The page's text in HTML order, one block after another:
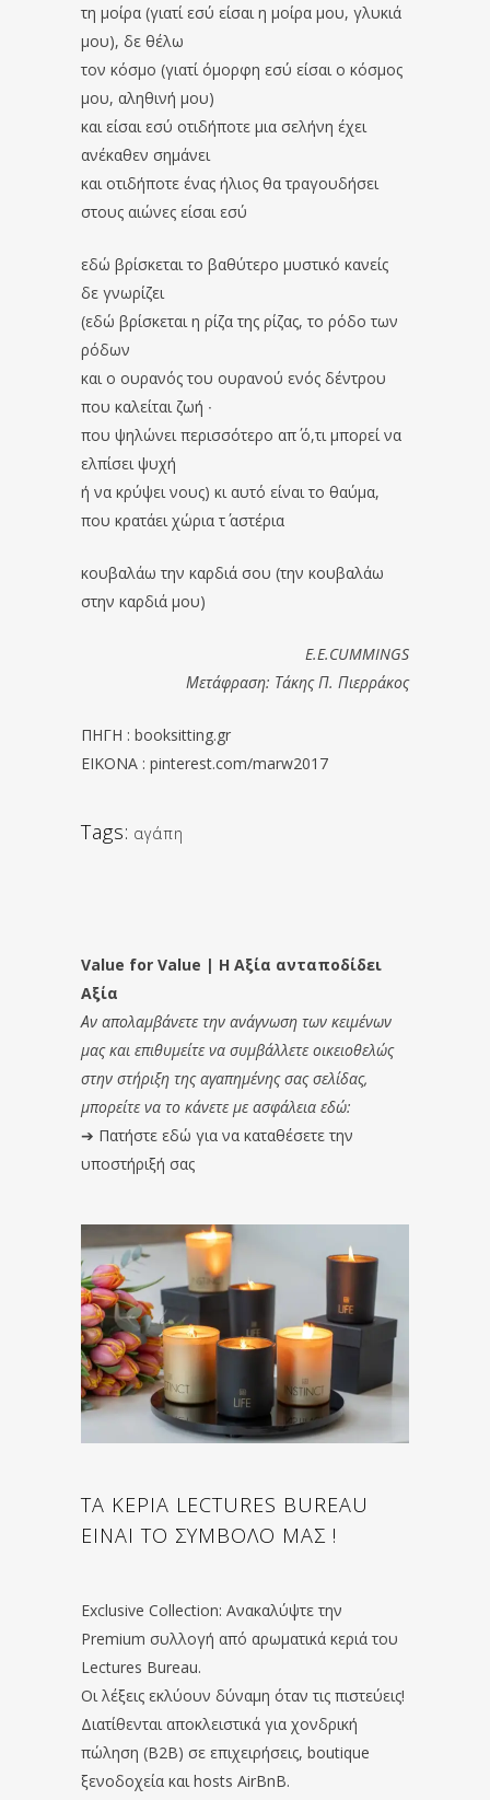
τη μοίρα (γιατί εσύ είσαι η μοίρα μου, γλυκιά
μου), δε θέλω
τον κόσμο (γιατί όμορφη εσύ είσαι ο κόσμος
μου, αληθινή μου)
και είσαι εσύ οτιδήποτε μια σελήνη έχει
ανέκαθεν σημάνει
και οτιδήποτε ένας ήλιος θα τραγουδήσει
στους αιώνες είσαι εσύ
εδώ βρίσκεται το βαθύτερο μυστικό κανείς
δε γνωρίζει
(εδώ βρίσκεται η ρίζα της ρίζας, το ρόδο των
ρόδων
και ο ουρανός του ουρανού ενός δέντρου
που καλείται ζωή ∙
που ψηλώνει περισσότερο απ΄ ό,τι μπορεί να
ελπίσει ψυχή
ή να κρύψει νους) κι αυτό είναι το θαύμα,
που κρατάει χώρια τ΄ αστέρια
κουβαλάω την καρδιά σου (την κουβαλάω
στην καρδιά μου)
E.E.CUMMINGS
Μετάφραση: Τάκης Π. Πιερράκος
ΠΗΓΗ : booksitting.gr
EIKONA : pinterest.com/marw2017
Tags: αγάπη
Value for Value | Η Αξία ανταποδίδει
Αξία
Αν απολαμβάνετε την ανάγνωση των κειμένων
μας και επιθυμείτε να συμβάλλετε οικειοθελώς
στην στήριξη της αγαπημένης σας σελίδας,
μπορείτε να το κάνετε με ασφάλεια εδώ:
➔ Πατήστε εδώ για να καταθέσετε την
υποστήριξή σας
ΤΑ ΚΕΡΙΑ LECTURES BUREAU
ΕΙΝΑΙ ΤΟ ΣΥΜΒΟΛΟ ΜΑΣ !
Exclusive Collection: Ανακαλύψτε την
Premium συλλογή από αρωματικά κεριά του
Lectures Bureau.
Οι λέξεις εκλύουν δύναμη όταν τις πιστεύεις!
Διατίθενται αποκλειστικά για χονδρική
πώληση (B2B) σε επιχειρήσεις, boutique
ξενοδοχεία και hosts AirBnB.